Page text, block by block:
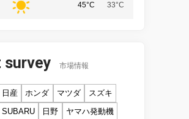
45°C 33°C
survey 市場情報
日産 ホンダ マツダ
スズキ
SUBARU 日野 ヤマハ発動機